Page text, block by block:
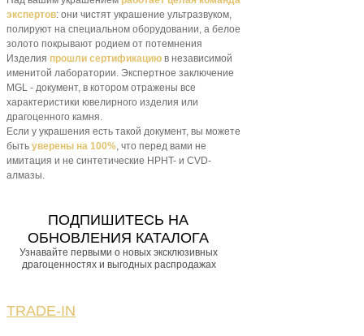
экспертов: они чистят украшение ультразвуком,
полируют на специальном оборудовании, а белое
золото покрывают родием от потемнения
Изделия прошли сертификацию в независимой
именитой лаборатории. Экспертное заключение
MGL - документ, в котором отражены все
характеристики ювелирного изделия или
драгоценного камня.
Если у украшения есть такой документ, вы можете
быть уверены на 100%, что перед вами не
имитация и не синтетические HPHT- и CVD-
алмазы.
TRADE-IN
ПОДПИШИТЕСЬ НА
ОБНОВЛЕНИЯ КАТАЛОГА
Узнавайте первыми о новых эксклюзивных
драгоценностях и выгодных распродажах